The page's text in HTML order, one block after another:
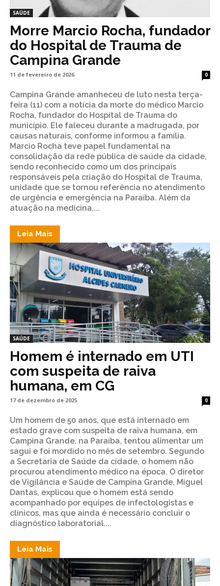
SAÚDE
Morre Marcio Rocha, fundador
do Hospital de Trauma de
Campina Grande
11 de fevereiro de 2026 0
Campina Grande amanheceu de luto nesta terça-
feira (11) com a notícia da morte do médico Marcio
Rocha, fundador do Hospital de Trauma do
município. Ele faleceu durante a madrugada, por
causas naturais, conforme informou a família.
Marcio Rocha teve papel fundamental na
consolidação da rede pública de saúde da cidade,
sendo reconhecido como um dos principais
responsáveis pela criação do Hospital de Trauma,
unidade que se tornou referência no atendimento
de urgência e emergência na Paraíba. Além da
atuação na medicina,...
Leia Mais
SAÚDE
Homem é internado em UTI
com suspeita de raiva
humana, em CG
17 de dezembro de 2025 0
Um homem de 50 anos, que está internado em
estado grave com suspeita de raiva humana, em
Campina Grande, na Paraíba, tentou alimentar um
sagui e foi mordido no mês de setembro. Segundo
a Secretaria de Saúde da cidade, o homem não
procurou atendimento médico na época. O diretor
de Vigilância e Saúde de Campina Grande, Miguel
Dantas, explicou que o homem está sendo
acompanhado por equipes de infectologistas e
clínicos, mas que ainda é necessário concluir o
diagnóstico laboratorial....
Leia Mais